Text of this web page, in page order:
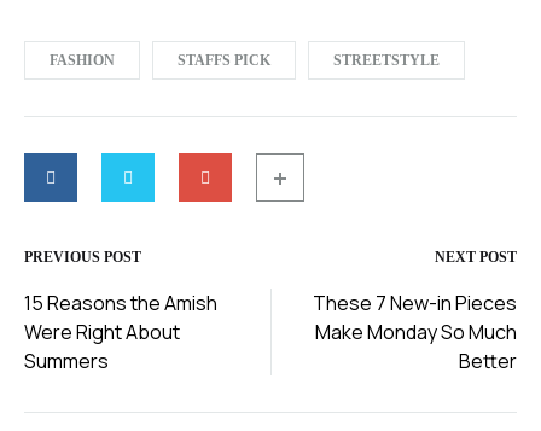
FASHION STAFFS PICK STREETSTYLE
Post
navigation
PREVIOUS POST NEXT POST
15 Reasons the Amish
Were Right About
Summers
These 7 New-in Pieces
Make Monday So Much
Better